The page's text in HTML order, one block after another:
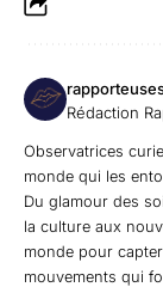
Rédaction
Observatrices
monde qui les
Du glamour des
la culture aux
monde pour
mouvements qui